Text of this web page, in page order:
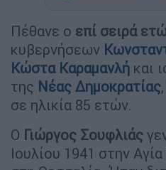
Πέθανε ο επί σειρά
κυβερνήσεων
Κώστα Καραμανλή και
της Νέας Δημοκρατίας,
σε ηλικία 85 ετών.
Ο Γιώργος Σουφλιάς
Ιουλίου 1941 στην